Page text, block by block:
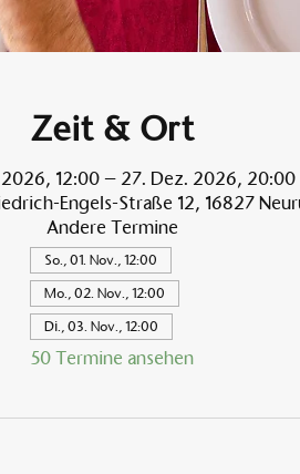
Zeit & Ort
12:00 – 27. Dez. 2026, 20:00
Engels-Straße 12, 16827
Andere Termine
So., 01. Nov., 12:00
Mo., 02. Nov., 12:00
Di., 03. Nov., 12:00
50 Termine ansehen